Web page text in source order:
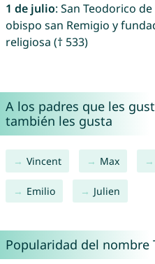
1 de julio: San Teodorico
obispo san Remigio y
religiosa († 533)
A los padres que les
también les gusta
Vincent Max
Emilio Julien
Popularidad del nombre